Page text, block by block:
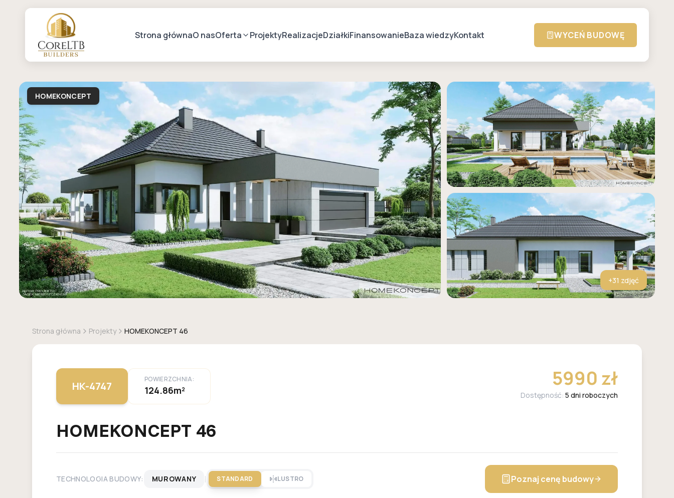
Strona głównaO nasOferta ProjektyRealizacjeDziałkiFinansowanieBaza wiedzyKontakt WYCEŃ BUDOWĘ
HOMEKONCEPT
+31 zdjęć
Strona główna Projekty HOMEKONCEPT 46
HK-4747
POWIERZCHNIA:
124.86m² 5990 zł
Dostępność: 5 dni roboczych
HOMEKONCEPT 46
TECHNOLOGIA BUDOWY: MUROWANY | STANDARD LUSTRO Poznaj cenę budowy